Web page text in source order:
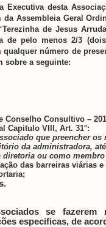
Executiva desta
da Assembleia Geral
de Jesus
de pelo menos 2/3
número de
sobre a seguinte:
Conselho Consultivo –
Capitulo VIII, Art. 31°:
que preencher
da administradora,
diretoria ou como
das barreiras viárias e
se fazerem
especificas, de